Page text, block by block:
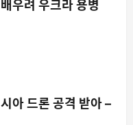
우려 우크라 용병
아 드론 공격 받아 –